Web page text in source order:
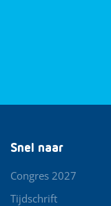
Snel naar
Congres 2027
Tijdschrift